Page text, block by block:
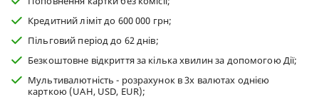
Кредитний ліміт до 600 000 грн;
Пільговий період до 62 днів;
Безкоштовне відкриття за кілька хвилин за допомогою Дії;
Мультивалютність - розрахунок в 3х валютах однією
карткою (UAH, USD, EUR);